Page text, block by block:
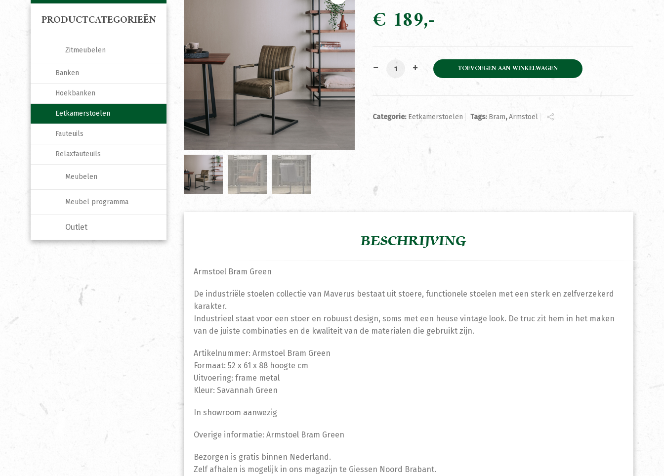
€ 189
Armstoel Bram Green aantalTOEVOEGEN AAN WINKELWAGEN
Categorie: Eetkamerstoelen Tags: Bram,Armstoel
BESCHRIJVING
Armstoel Bram Green
De industriële stoelen collectie van Maverus bestaat uit stoere, functionele stoelen met een sterk en zelfverzekerd
karakter.
Industrieel staat voor een stoer en robuust design, soms met een heuse vintage look. De truc zit hem in het maken
van de juiste combinaties en de kwaliteit van de materialen die gebruikt zijn.
Artikelnummer: Armstoel Bram Green
Formaat: 52 x 61 x 88 hoogte cm
Uitvoering: frame metal
Kleur: Savannah Green
In showroom aanwezig
Overige informatie: Armstoel Bram Green
Bezorgen is gratis binnen Nederland.
Zelf afhalen is mogelijk in ons magazijn te Giessen Noord Brabant.
PRODUCTCATEGORIEËN
Zitmeubelen
Banken
Hoekbanken
Eetkamerstoelen
Fauteuils
Relaxfauteuils
Meubelen
Meubel programma
Outlet